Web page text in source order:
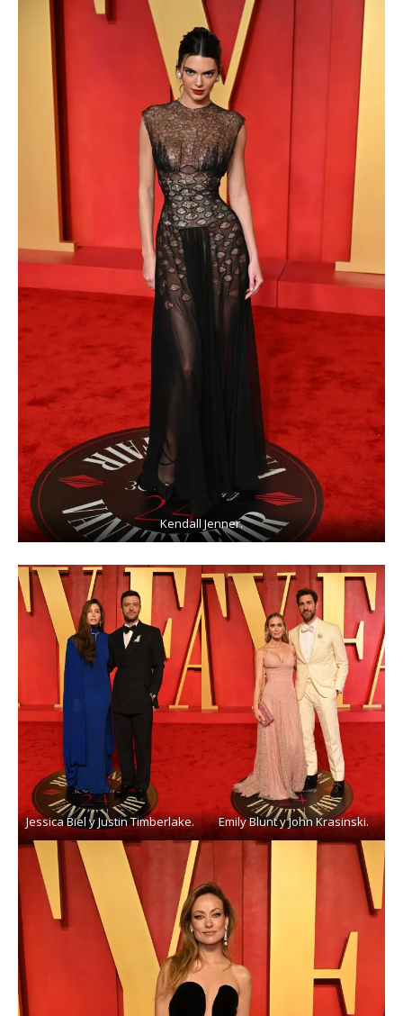
Kendall Jenner.
Jessica Biel y Justin Timberlake. Emily Blunt y John Krasinski.